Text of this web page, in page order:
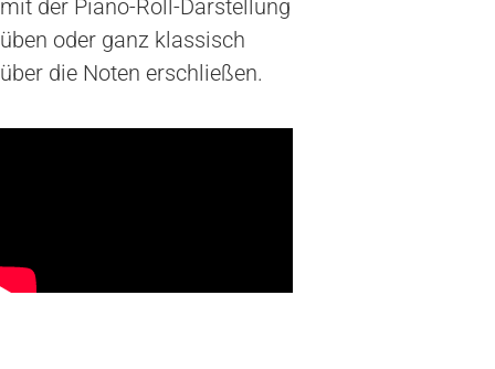
mit der Piano-Roll-Darstellung
üben oder ganz klassisch
über die Noten erschließen.